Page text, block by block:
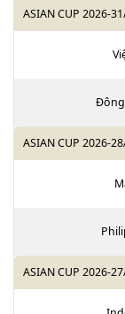
ASIAN CUP 2026-
ASIAN CUP 2026-
ASIAN CUP 2026-